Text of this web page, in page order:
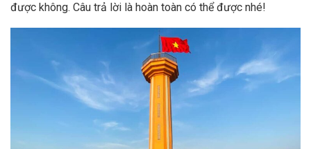
được không. Câu trả lời là hoàn toàn có thể được nhé!